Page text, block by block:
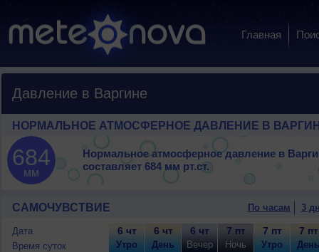
Главная
Давление в Варгине
НОРМАЛЬНОЕ АТМОСФЕРНОЕ ДАВЛЕНИЕ В
684
мм
Нормальное атмосферное давление в
составляет 684 мм рт.ст.
САМОЧУВСТВИЕ По часам 3
Дата
Время суток
6 чт
Утро
6 чт
День
6 чт
Вечер
7 пт
Ночь
7 пт
Утро
7 пт
День